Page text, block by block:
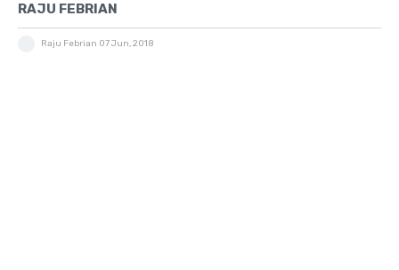
RAJU FEBRIAN
Raju Febrian 07 Jun, 2018